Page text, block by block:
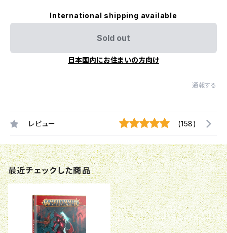
International shipping available
Sold out
日本国内にお住まいの方向け
通報する
レビュー (158)
最近チェックした商品